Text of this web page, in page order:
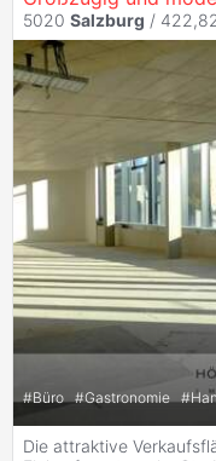
5020 Salzburg /
#Büro #Gastronomie #
Die attraktive